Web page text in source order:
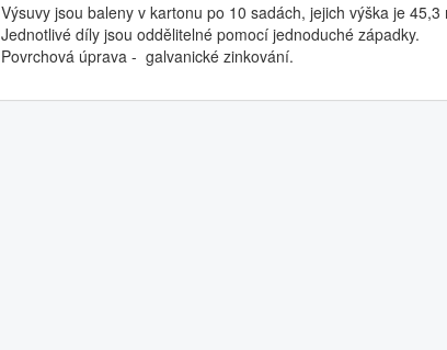
Výsuvy jsou baleny v kartonu po 10 sadách, jejich výška je
Jednotlivé díly jsou oddělitelné pomocí jednoduché západky.
Povrchová úprava - galvanické zinkování.